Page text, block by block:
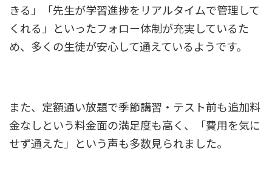
きる」「先生が学習進捗をリアルタイムで管理して
くれる」といったフォロー体制が充実しているた
め、多くの生徒が安心して通えているようです。
また、定額通い放題で季節講習・テスト前も追加料
金なしという料金面の満足度も高く、「費用を気に
せず通えた」という声も多数見られました。